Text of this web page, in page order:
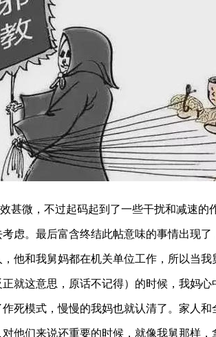
甚微，不过起码起到了一些干扰和减速的
虑。最后富含终结此帖意味的事情出现
他和我舅妈都在机关单位工作，所以当
就这意思，原话不记得）的时候，我妈
死模式，慢慢的我妈也就认清了。家人
对他们来说还重要的时候，就像我舅那样，